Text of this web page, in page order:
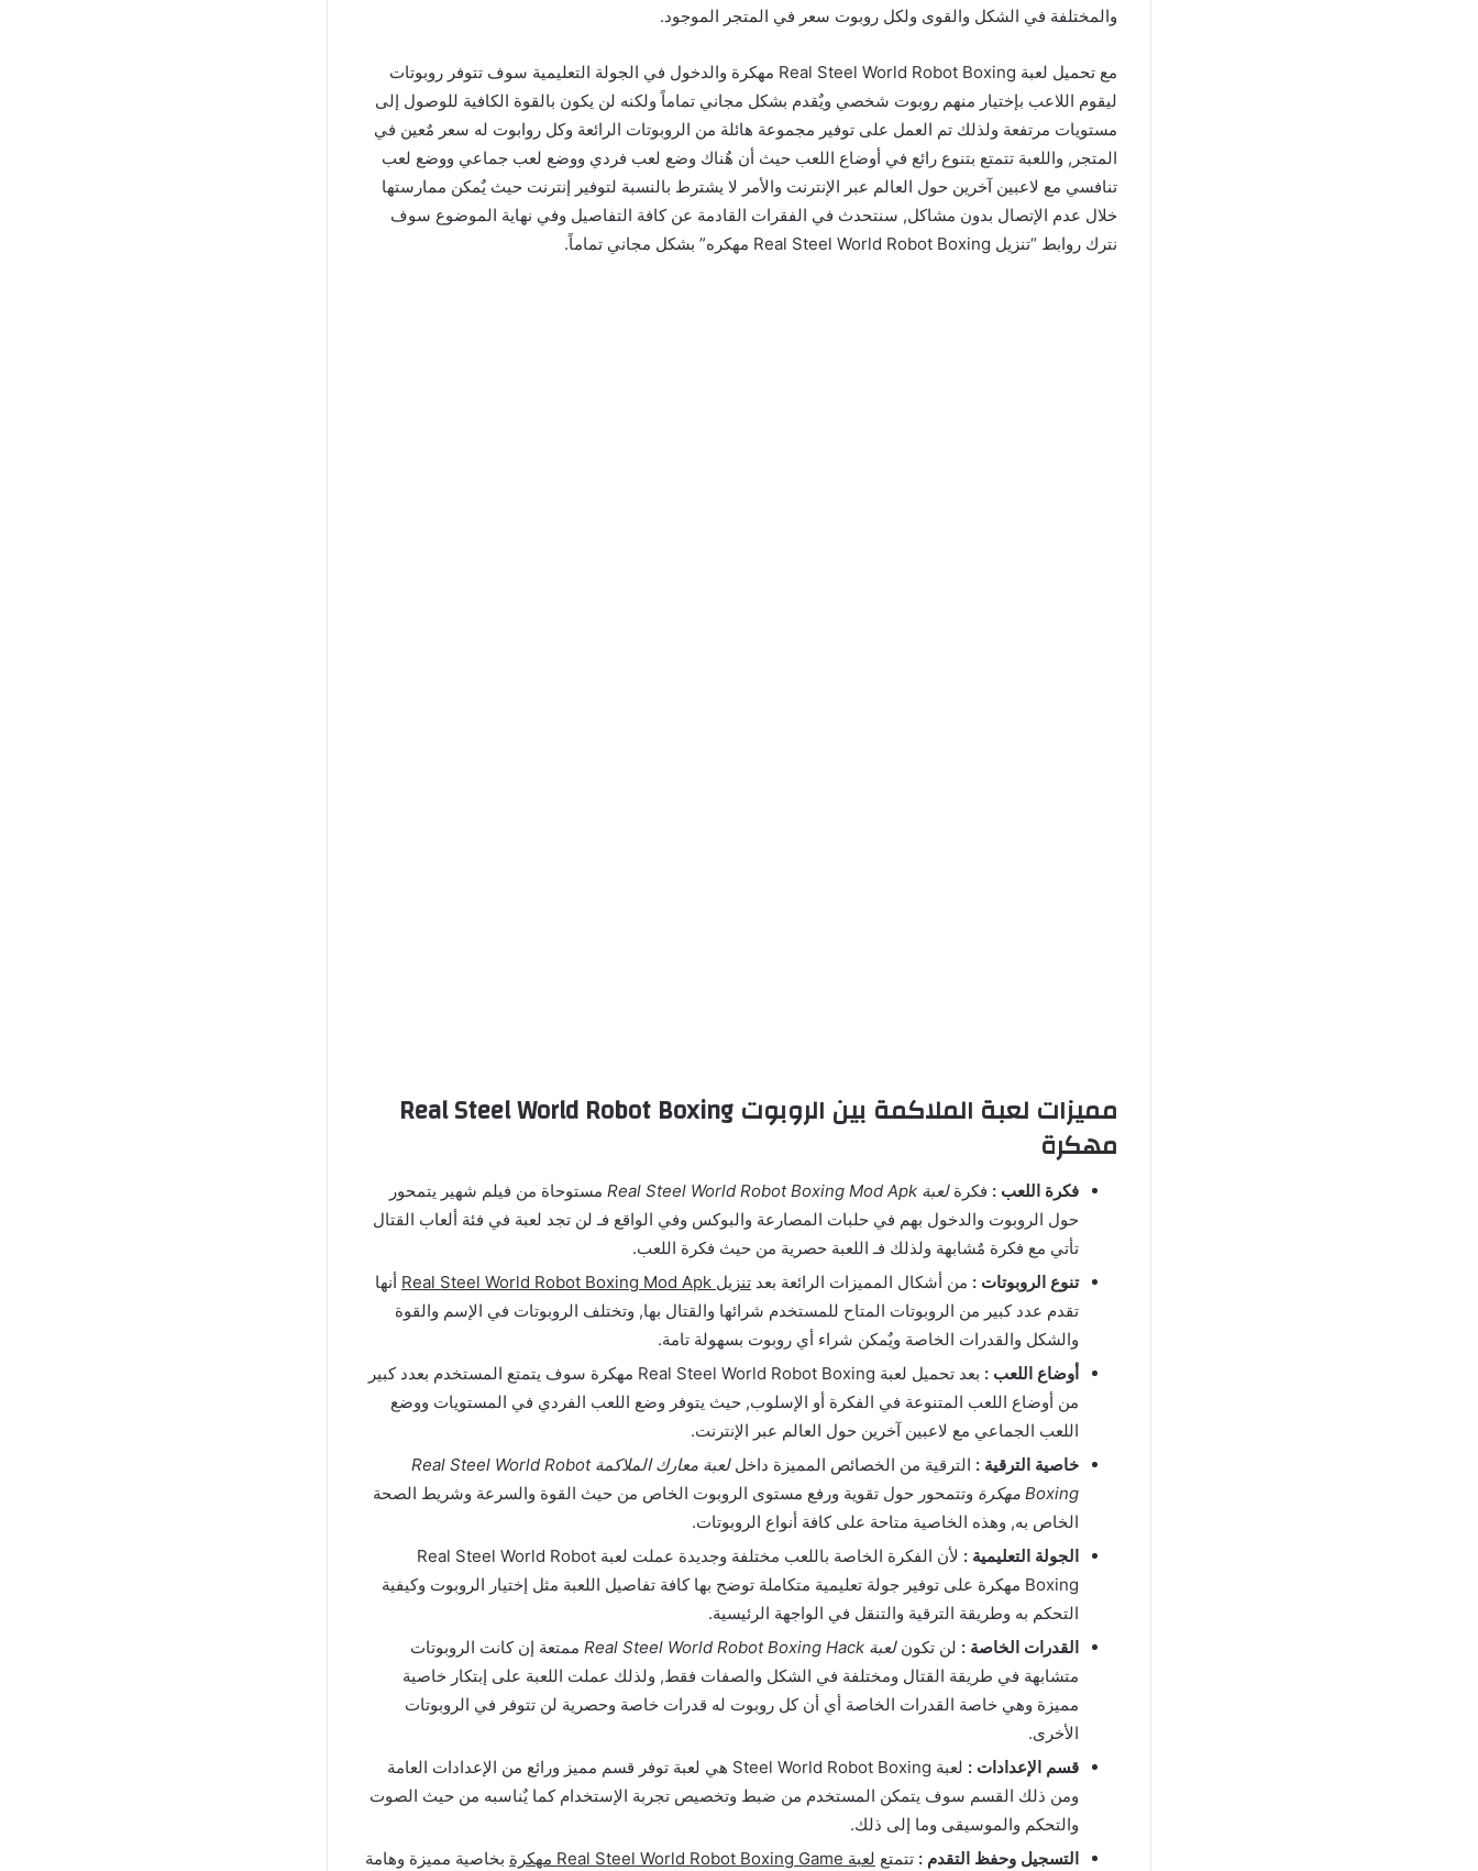
والمختلفة في الشكل والقوى ولكل روبوت سعر في المتجر الموجود.
مع تحميل لعبة Real Steel World Robot Boxing مهكرة والدخول في الجولة التعليمية سوف تتوفر روبوتات
ليقوم اللاعب بإختيار منهم روبوت شخصي ويٌقدم بشكل مجاني تماماً ولكنه لن يكون بالقوة الكافية للوصول إلى
مستويات مرتفعة ولذلك تم العمل على توفير مجموعة هائلة من الروبوتات الرائعة وكل روابوت له سعر مٌعين في
المتجر, واللعبة تتمتع بتنوع رائع في أوضاع اللعب حيث أن هٌناك وضع لعب فردي ووضع لعب جماعي ووضع لعب
تنافسي مع لاعبين آخرين حول العالم عبر الإنترنت والأمر لا يشترط بالنسبة لتوفير إنترنت حيث يٌمكن ممارستها
خلال عدم الإتصال بدون مشاكل, سنتحدث في الفقرات القادمة عن كافة التفاصيل وفي نهاية الموضوع سوف
نترك روابط “تنزيل Real Steel World Robot Boxing مهكره” بشكل مجاني تماماً.
مميزات لعبة الملاكمة بين الروبوت Real Steel World Robot Boxing
مهكرة
فكرة اللعب : فكرةلعبة Real Steel World Robot Boxing Mod Apk
مستوحاة من فيلم شهير يتمحور
حول الروبوت والدخول بهم في حلبات المصارعة والبوكس وفي الواقع فـ لن تجد لعبة في فئة ألعاب القتال
تأتي مع فكرة مٌشابهة ولذلك فـ اللعبة حصرية من حيث فكرة اللعب.
تنوع الروبوتات : من أشكال المميزات الرائعة بعد تنزيل Real Steel World Robot Boxing Mod Apk
أنها
تقدم عدد كبير من الروبوتات المتاح للمستخدم شرائها والقتال بها, وتختلف الروبوتات في الإسم والقوة
والشكل والقدرات الخاصة ويٌمكن شراء أي روبوت بسهولة تامة.
أوضاع اللعب :
بعد تحميل لعبة Real Steel World Robot Boxing مهكرة سوف يتمتع المستخدم بعدد كبير
من أوضاع اللعب المتنوعة في الفكرة أو الإسلوب, حيث يتوفر وضع اللعب الفردي في المستويات ووضع
اللعب الجماعي مع لاعبين آخرين حول العالم عبر الإنترنت.
خاصية الترقية : الترقية من الخصائص المميزة داخل
لعبة معارك الملاكمة Real Steel World Robot
Boxing مهكرة
وتتمحور حول تقوية ورفع مستوى الروبوت الخاص من حيث القوة والسرعة وشريط الصحة
الخاص به, وهذه الخاصية متاحة على كافة أنواع الروبوتات.
الجولة التعليمية :
لأن الفكرة الخاصة باللعب مختلفة وجديدة عملت لعبة Real Steel World Robot
Boxing مهكرة على توفير جولة تعليمية متكاملة توضح بها كافة تفاصيل اللعبة مثل إختيار الروبوت وكيفية
التحكم به وطريقة الترقية والتنقل في الواجهة الرئيسية.
القدرات الخاصة : لن تكونلعبة Real Steel World Robot Boxing Hack
ممتعة إن كانت الروبوتات
متشابهة في طريقة القتال ومختلفة في الشكل والصفات فقط, ولذلك عملت اللعبة على إبتكار خاصية
مميزة وهي خاصة القدرات الخاصة أي أن كل روبوت له قدرات خاصة وحصرية لن تتوفر في الروبوتات
الأخرى.
قسم الإعدادات :
لعبة Steel World Robot Boxing هي لعبة توفر قسم مميز ورائع من الإعدادات العامة
ومن ذلك القسم سوف يتمكن المستخدم من ضبط وتخصيص تجربة الإستخدام كما يٌناسبه من حيث الصوت
والتحكم والموسيقى وما إلى ذلك.
التسجيل وحفظ التقدم : تتمتع لعبة Real Steel World Robot Boxing Game مهكرة بخاصية مميزة وهامة